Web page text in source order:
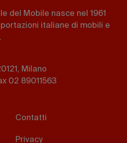
del Mobile nasce nel 1961
italiane di mobili e
Milano
02 89011563
Contatti
Privacy